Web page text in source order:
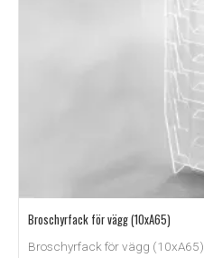
Broschyrfack för vägg (10xA65)
Broschyrfack för vägg (10xA65)